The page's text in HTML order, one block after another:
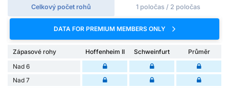
Celkový počet rohů 1 poločas / 2 poločas
DATA FOR PREMIUM MEMBERS ONLY
Zápasové rohy Hoffenheim II Schweinfurt
Průměr
Nad 6
Nad 7